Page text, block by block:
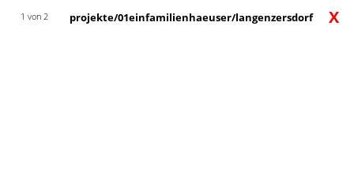
X
1 von 2 projekte/01einfamilienhaeuser/langenzersdorf